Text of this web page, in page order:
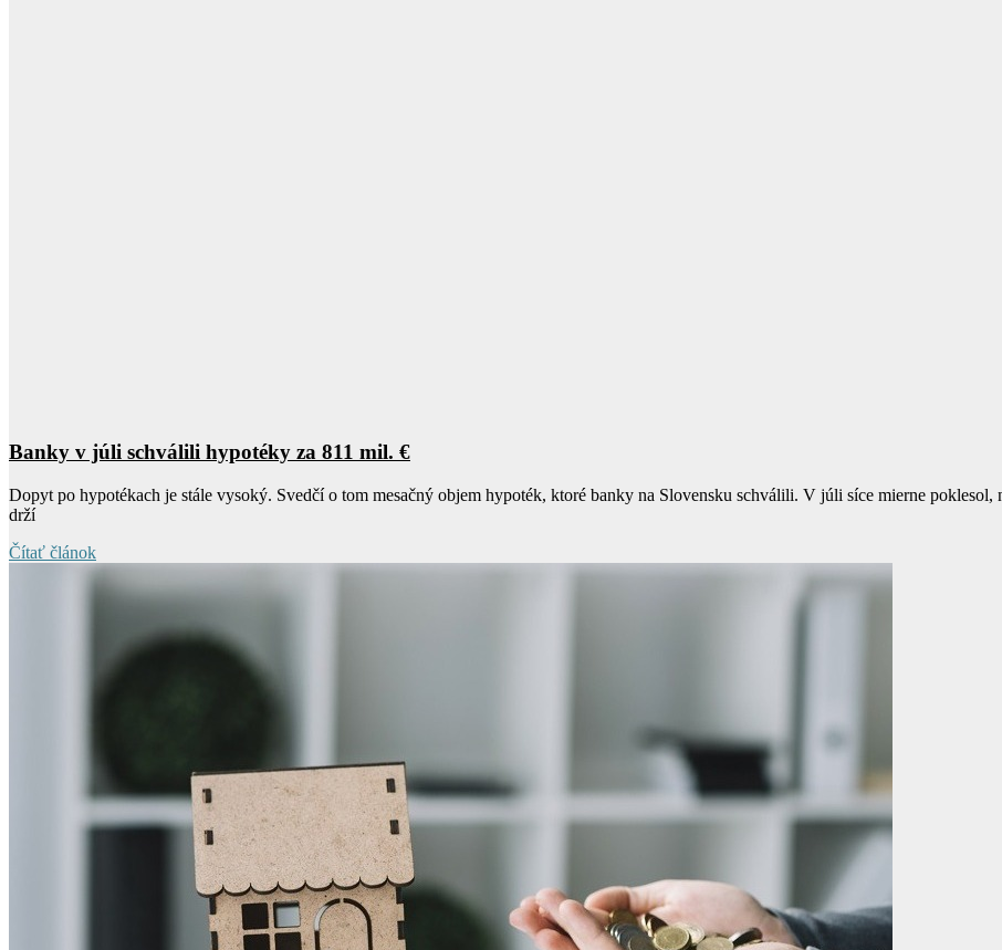
Banky v júli schválili hypotéky za 811 mil. €
Dopyt po hypotékach je stále vysoký. Svedčí o tom mesačný objem hypoték, ktoré banky na Slovensku schválili. V júli síce mierne poklesol,
drží
Čítať článok